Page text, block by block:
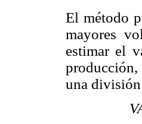
El método
mayores
estimar el
una división